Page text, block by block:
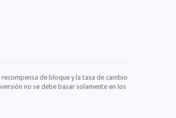
de bloque y la tasa de cambio
no se debe basar solamente en los